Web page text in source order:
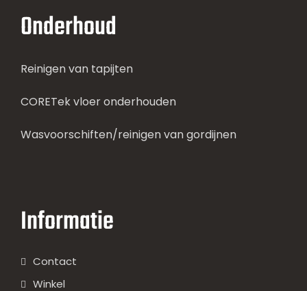
Onderhoud
Reinigen van tapijten
CORETek vloer onderhouden
Wasvoorschiften/reinigen van gordijnen
Informatie
Contact
Winkel